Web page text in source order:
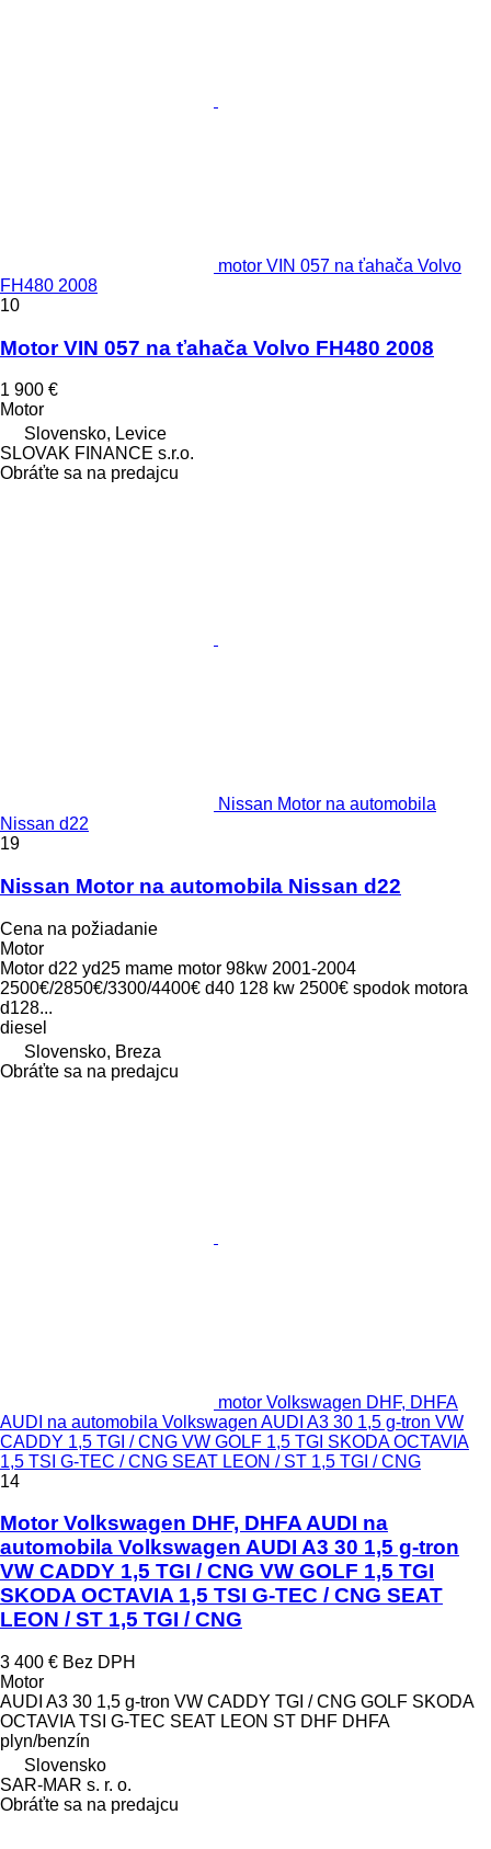
motor VIN 057 na ťahača Volvo
FH480 2008
10
Motor VIN 057 na ťahača Volvo FH480 2008
1 900 €
Motor
Slovensko, Levice
SLOVAK FINANCE s.r.o.
Obráťte sa na predajcu
Nissan Motor na automobila
Nissan d22
19
Nissan Motor na automobila Nissan d22
Cena na požiadanie
Motor
Motor d22 yd25 mame motor 98kw 2001-2004
2500€/2850€/3300/4400€ d40 128 kw 2500€ spodok motora
d128...
diesel
Slovensko, Breza
Obráťte sa na predajcu
motor Volkswagen DHF, DHFA
AUDI na automobila Volkswagen AUDI A3 30 1,5 g-tron VW
CADDY 1,5 TGI / CNG VW GOLF 1,5 TGI SKODA OCTAVIA
1,5 TSI G-TEC / CNG SEAT LEON / ST 1,5 TGI / CNG
14
Motor Volkswagen DHF, DHFA AUDI na
automobila Volkswagen AUDI A3 30 1,5 g-tron
VW CADDY 1,5 TGI / CNG VW GOLF 1,5 TGI
SKODA OCTAVIA 1,5 TSI G-TEC / CNG SEAT
LEON / ST 1,5 TGI / CNG
3 400 € Bez DPH
Motor
AUDI A3 30 1,5 g-tron VW CADDY TGI / CNG GOLF SKODA
OCTAVIA TSI G-TEC SEAT LEON ST DHF DHFA
plyn/benzín
Slovensko
SAR-MAR s. r. o.
Obráťte sa na predajcu